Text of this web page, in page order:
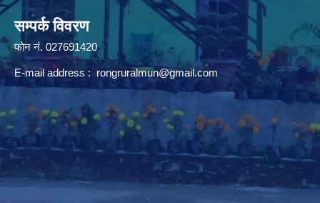
सम्पर्क विवरण
फोन न‌ं. 027691420
E-mail address : rongruralmun@gmail.com